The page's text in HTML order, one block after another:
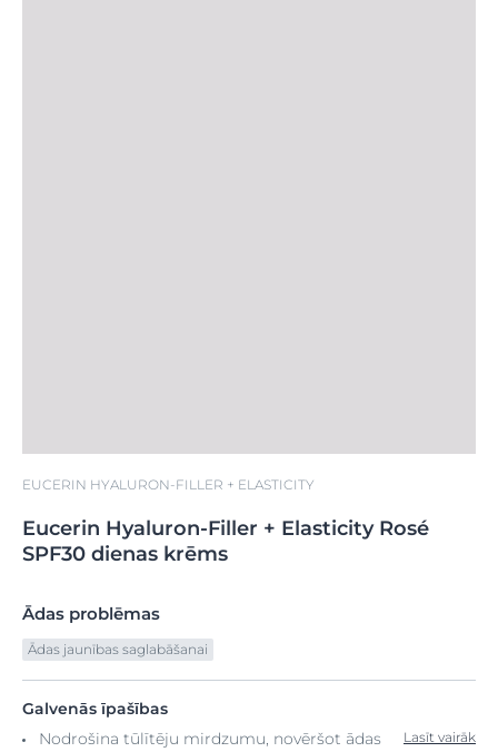
EUCERIN HYALURON-FILLER + ELASTICITY
Eucerin Hyaluron-Filler + Elasticity Rosé
SPF30 dienas krēms
Ādas problēmas
Ādas jaunības saglabāšanai
Galvenās īpašības
Nodrošina tūlītēju mirdzumu, novēršot ādas
Lasīt vairāk